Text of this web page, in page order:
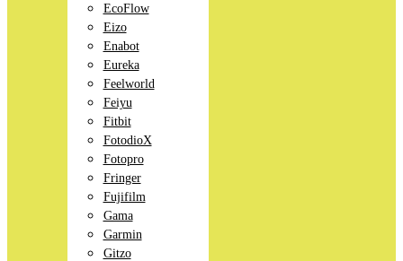
EcoFlow
Eizo
Enabot
Eureka
Feelworld
Feiyu
Fitbit
FotodioX
Fotopro
Fringer
Fujifilm
Gama
Garmin
Gitzo